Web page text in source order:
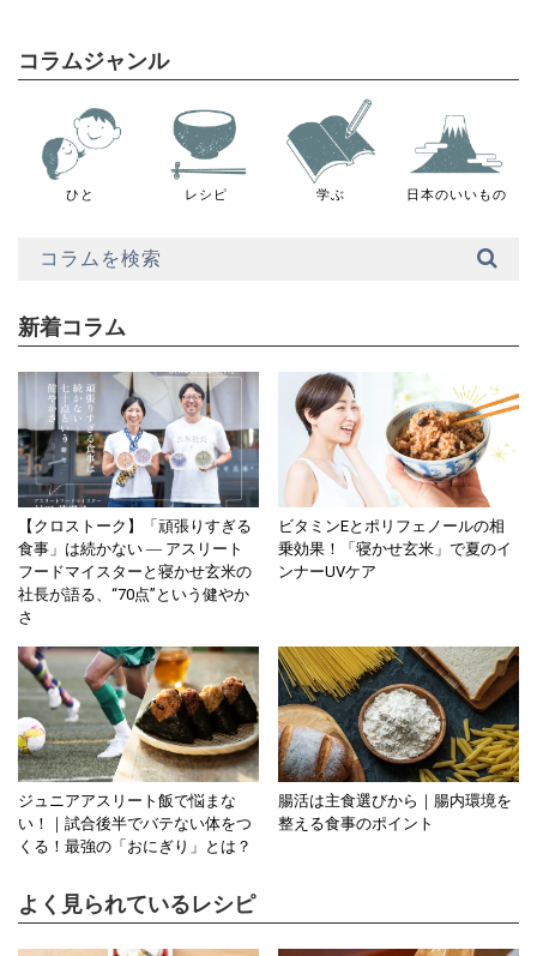
コラムジャンル
ひと レシピ 学ぶ 日本のいいもの
新着コラム
【クロストーク】「頑張りすぎる
食事」は続かない ― アスリート
フードマイスターと寝かせ玄米の
社長が語る、“70点”という健やか
さ
ビタミンEとポリフェノールの相
乗効果！「寝かせ玄米」で夏のイ
ンナーUVケア
ジュニアアスリート飯で悩まな
い！｜試合後半でバテない体をつ
くる！最強の「おにぎり」とは？
腸活は主食選びから｜腸内環境を
整える食事のポイント
よく見られているレシピ